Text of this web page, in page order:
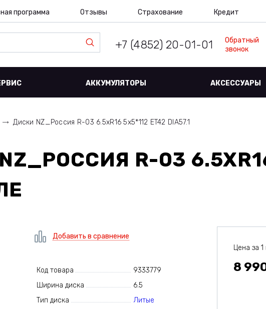
программа Отзывы Страхование Кредит
+7 (4852) 20-01-01
Обратный
звонок
АККУМУЛЯТОРЫ АКСЕССУАРЫ
Диски NZ_Россия R-03 6.5xR16 5x5*112 ET42 DIA57.1
NZ_РОССИЯ R-03
Добавить в сравнение
Код товара
9333779
Ширина диска
6.5
Тип диска
Литые
Цена за 1
8